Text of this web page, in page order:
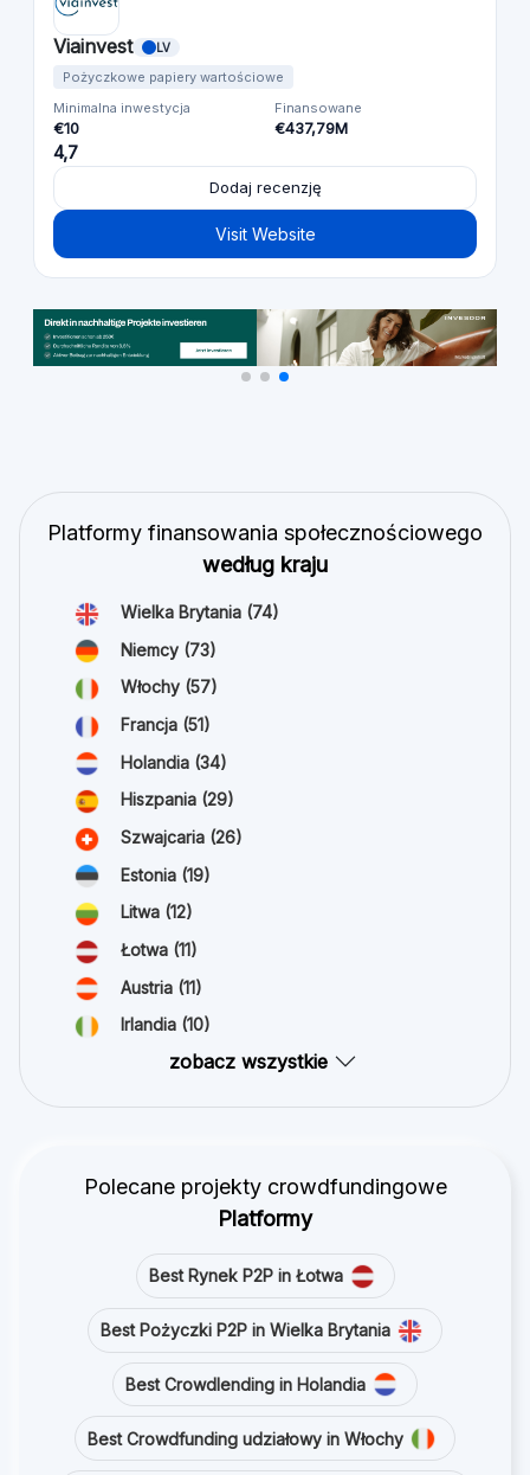
Viainvest LV
Pożyczkowe papiery wartościowe
Minimalna inwestycja
€10
Finansowane
€437,79M
4,7
Dodaj recenzję
Visit Website
Platformy finansowania społecznościowego
według kraju
Wielka Brytania (74)
Niemcy (73)
Włochy (57)
Francja (51)
Holandia (34)
Hiszpania (29)
Szwajcaria (26)
Estonia (19)
Litwa (12)
Łotwa (11)
Austria (11)
Irlandia (10)
zobacz wszystkie
Polecane projekty crowdfundingowe
Platformy
Best Rynek P2P in Łotwa
Best Pożyczki P2P in Wielka Brytania
Best Crowdlending in Holandia
Best Crowdfunding udziałowy in Włochy